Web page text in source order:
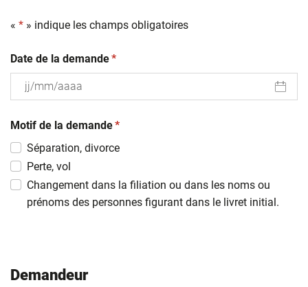
« * » indique les champs obligatoires
Date de la demande(obligatoire)
*
slash
MM
slash
AAAA
Motif de la demande(obligatoire)
*
Séparation, divorce
Perte, vol
Changement dans la filiation ou dans les noms ou
prénoms des personnes figurant dans le livret initial.
Demandeur